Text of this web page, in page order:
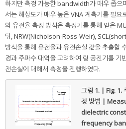
하지만 측정 가능한 bandwidth가 매우 좁으
서는 해상도가 매우 높은 VNA 계측기를 필요
의 유전율 측정 방식은 측정기를 통해 얻은
뒤, NRW(Nicholson-Ross-Weir),
방식을 통해 유전율과 유전손실 값을 추출할
경과 주파수 대역을 고려하여 링 공진기를 기
전손실에 대해서 측정을 진행하였다.
그림 1. | Fig. 1.
정 방법 |
dielectric
frequency